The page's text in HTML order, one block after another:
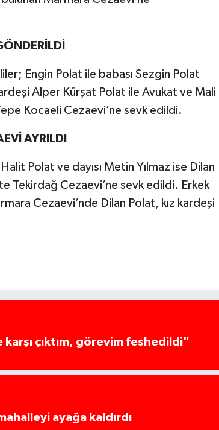
Engin Polat ile babası Sezgin Polat
Alper Kürşat Polat ile Avukat ve Mali
Kocaeli Cezaevi’ne sevk edildi.
AYRILDI
Polat ve dayısı Metin Yılmaz ise Dilan
Tekirdağ Cezaevi’ne sevk edildi. Erkek
Cezaevi’nde Dilan Polat, kız kardeşi
çıktım, görevim feshedildi"
ayağa kaldırdı